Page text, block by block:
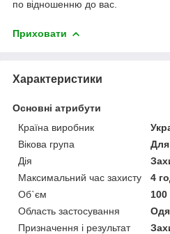
по відношенню до вас.
Приховати
Характеристики
Основні атрибути
Країна виробник
Вікова група
Дія
Максимальний час захисту
4
Об`єм
Область застосування
Призначення і результат